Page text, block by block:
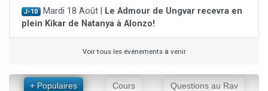
J-10 Mardi 18 Août |
Le Admour de Ungvar recevra en
plein Kikar de Natanya à Alonzo!
Voir tous les événements à venir
+ Populaires Cours Questions au Rav